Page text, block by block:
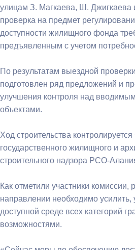
улицам З. Магкаева, Ш. Джигкаева
проверка на предмет
доступности жилищного фонда
предъявленным с учетом
По результатам выездной
подготовлен ряд предложений и
улучшения контроля над
объектами.
Ход строительства
государственного жилищного и
строительного надзора РСО-
Как отметили участники комиссии,
направлении необходимо усилить,
доступной среде всех категорий
возможностями.